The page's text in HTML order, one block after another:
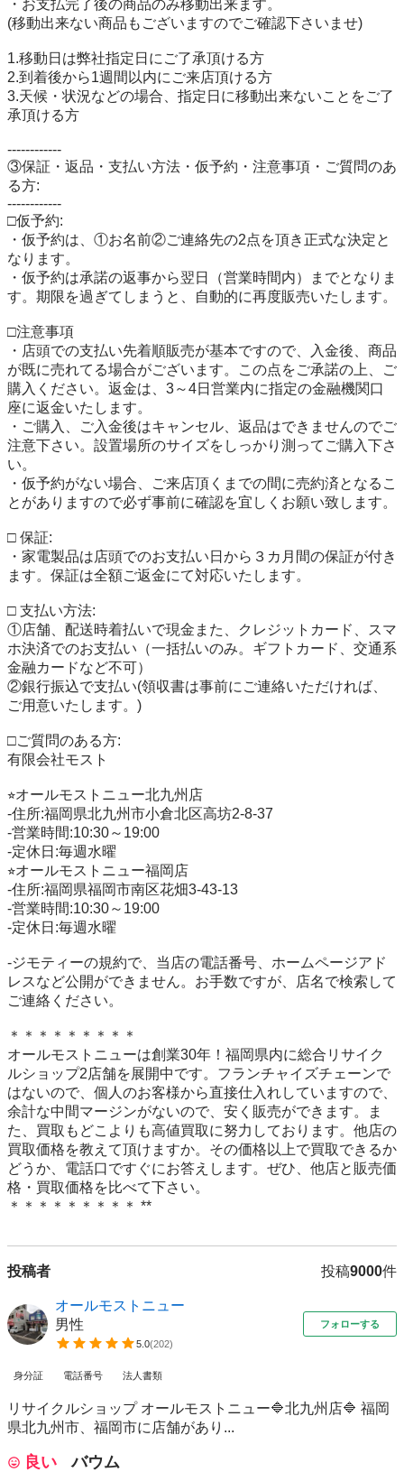
・お支払完了後の商品のみ移動出来ます。
(移動出来ない商品もございますのでご確認下さいませ)
1.移動日は弊社指定日にご了承頂ける方
2.到着後から1週間以内にご来店頂ける方
3.天候・状況などの場合、指定日に移動出来ないことをご了
承頂ける方
------------
③保証・返品・支払い方法・仮予約・注意事項・ご質問のあ
る方:
------------
□仮予約:
・仮予約は、①お名前②ご連絡先の2点を頂き正式な決定と
なります。
・仮予約は承諾の返事から翌日（営業時間内）までとなりま
す。期限を過ぎてしまうと、自動的に再度販売いたします。
□注意事項
・店頭での支払い先着順販売が基本ですので、入金後、商品
が既に売れてる場合がございます。この点をご承諾の上、ご
購入ください。返金は、3～4日営業内に指定の金融機関口
座に返金いたします。
・ご購入、ご入金後はキャンセル、返品はできませんのでご
注意下さい。設置場所のサイズをしっかり測ってご購入下さ
い。
・仮予約がない場合、ご来店頂くまでの間に売約済となるこ
とがありますので必ず事前に確認を宜しくお願い致します。
□ 保証:
・家電製品は店頭でのお支払い日から３カ月間の保証が付き
ます。保証は全額ご返金にて対応いたします。
□ 支払い方法:
①店舗、配送時着払いで現金また、クレジットカード、スマ
ホ決済でのお支払い（一括払いのみ。ギフトカード、交通系
金融カードなど不可）
②銀行振込で支払い(領収書は事前にご連絡いただければ、
ご用意いたします。)
□ご質問のある方:
有限会社モスト
⭐︎オールモストニュー北九州店
-住所:福岡県北九州市小倉北区高坊2-8-37
-営業時間:10:30～19:00
-定休日:毎週水曜
⭐︎オールモストニュー福岡店
-住所:福岡県福岡市南区花畑3-43-13
-営業時間:10:30～19:00
-定休日:毎週水曜
-ジモティーの規約で、当店の電話番号、ホームページアド
レスなど公開ができません。お手数ですが、店名で検索して
ご連絡ください。
＊＊＊＊＊＊＊＊＊
オールモストニューは創業30年！福岡県内に総合リサイク
ルショップ2店舗を展開中です。フランチャイズチェーンで
はないので、個人のお客様から直接仕入れしていますので、
余計な中間マージンがないので、安く販売ができます。ま
た、買取もどこよりも高値買取に努力しております。他店の
買取価格を教えて頂けますか。その価格以上で買取できるか
どうか、電話口ですぐにお答えします。ぜひ、他店と販売価
格・買取価格を比べて下さい。
＊＊＊＊＊＊＊＊＊ **
投稿者 投稿9000件
オールモストニュー
男性
5.0(202)
フォローする
身分証 電話番号 法人書類
リサイクルショップ オールモストニュー🔷北九州店🔷 福岡
県北九州市、福岡市に店舗があり...
良い バウム